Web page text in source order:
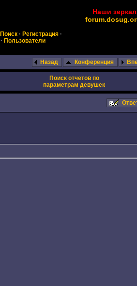
Наши
Поиск· Регистрация·
· Пользователи
Назад Конференция
Поиск отчетов по
параметрам девушек